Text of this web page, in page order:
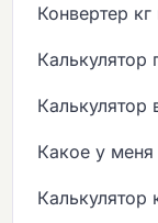
Конвертер
Калькулятор
Калькулятор
Какое у меня
Калькулятор